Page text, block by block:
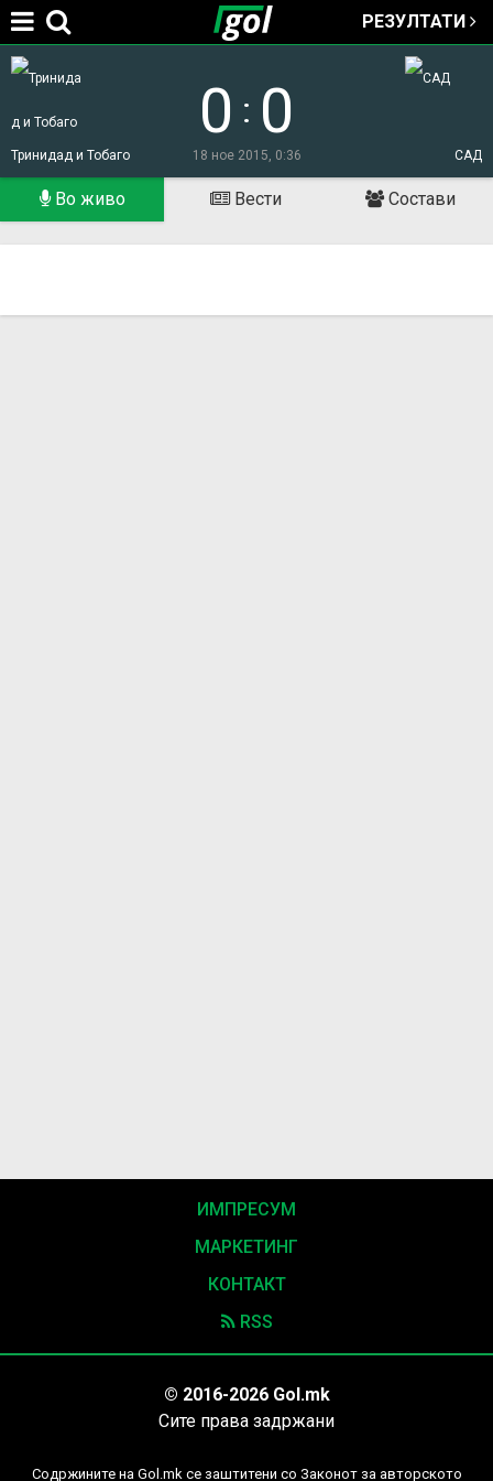
РЕЗУЛТАТИ
Тринидад и Тобаго САД
0 : 0
18 ное 2015, 0:36
You
Во живо Вести Состави
ИМПРЕСУМ
МАРКЕТИНГ
КОНТАКТ
RSS
© 2016-2026 Gol.mk
Сите права задржани
Содржините на Gol.mk се заштитени со Законот за авторското